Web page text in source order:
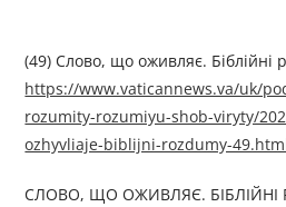
(49) Слово, що оживляє. Біблійні
https://www.vaticannews.va/uk/
rozumity-rozumiyu-shob-viryty/
ozhyvliaje-biblijni-rozdumy-
СЛОВО, ЩО ОЖИВЛЯЄ. БІБЛІЙНІ